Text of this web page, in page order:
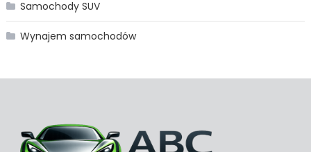
Samochody SUV
Wynajem samochodów